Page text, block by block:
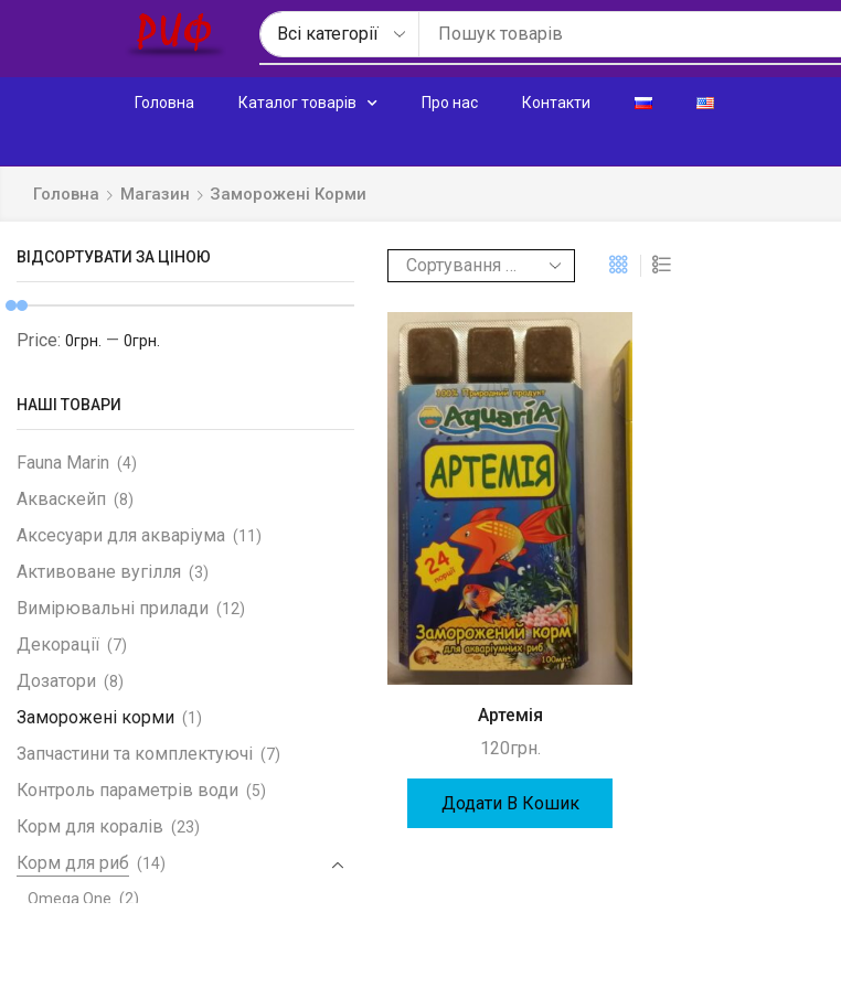
Головна Каталог товарів Про нас Контакти
Головна Магазин Заморожені Корми
Артемія
120грн.
Додати В Кошик
ВІДСОРТУВАТИ ЗА ЦІНОЮ
Price: 0грн. — 0грн.
НАШІ ТОВАРИ
Fauna Marin (4)
Акваскейп (8)
Аксесуари для акваріума (11)
Активоване вугілля (3)
Вимірювальні прилади (12)
Декорації (7)
Дозатори (8)
Заморожені корми (1)
Запчастини та комплектуючі (7)
Контроль параметрів води (5)
Корм для коралів (23)
Корм для риб (14)
Omega One (2)